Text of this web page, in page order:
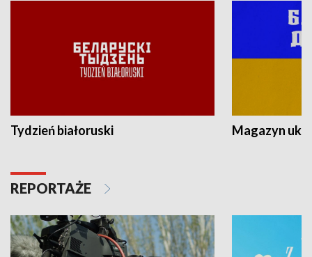
Tydzień białoruski Magazyn
REPORTAŻE